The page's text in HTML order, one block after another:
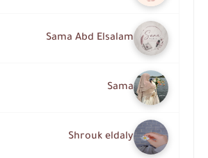
Sama Abd Elsalam
Sama
Shrouk eldaly